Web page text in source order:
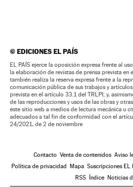
©EDICIONES EL PAÍS
EL PAÍS ejerce la oposición expresa frente al
la elaboración de revistas de prensa prevista en
también realiza la reserva expresa frente a la
comunicación pública de sus trabajos y
prevista en el artículo 33.1 del TRLPI; y,
de las reproducciones y usos de las obras y
este sitio web a medios de lectura mecánica u
adecuados a tal fin de conformidad con el
24/2021, de 2 de noviembre
Contacto Venta de contenidos Aviso
Política de privacidad
Mapa Suscripciones EL
RSS
Índice Noticias